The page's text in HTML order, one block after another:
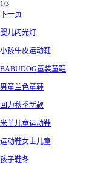
1/3
下一页
婴儿闪光灯
小孩牛皮运动鞋
BABUDOG童装童鞋
男童兰色童鞋
回力秋季新款
米菲儿童运动鞋
运动鞋女士儿童
孩子鞋冬